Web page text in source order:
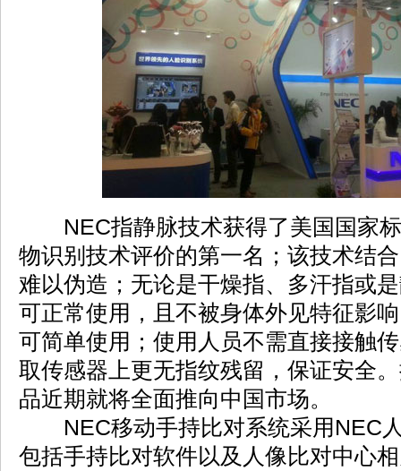
NEC指静脉技术获得了美国国家标
物识别技术评价的第一名；该技术结
难以伪造；无论是干燥指、多汗指或
可正常使用，且不被身体外见特征影
可简单使用；使用人员不需直接接触
取传感器上更无指纹残留，保证安全
品近期就将全面推向中国市场。
NEC移动手持比对系统采用NEC
包括手持比对软件以及人像比对中心